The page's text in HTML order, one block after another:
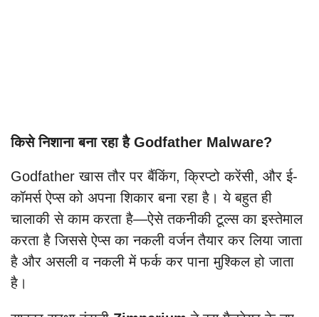
किसे निशाना बना रहा है Godfather Malware?
Godfather खास तौर पर बैंकिंग, क्रिप्टो करेंसी, और ई-
कॉमर्स ऐप्स को अपना शिकार बना रहा है। ये बहुत ही
चालाकी से काम करता है—ऐसे तकनीकी टूल्स का इस्तेमाल
करता है जिससे ऐप्स का नकली वर्जन तैयार कर लिया जाता
है और असली व नकली में फर्क कर पाना मुश्किल हो जाता
है।